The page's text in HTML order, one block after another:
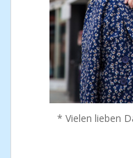
* Vielen lieben